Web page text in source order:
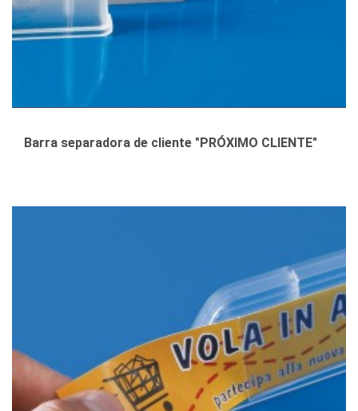
Barra separadora de cliente "PRÓXIMO CLIENTE"